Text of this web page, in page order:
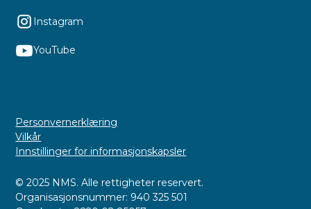
Instagram
YouTube
© 2025 NMS. Alle rettigheter reservert.
Organisasjonsnummer: 940 325 501
Personvernerklæring
Vilkår
Innstillinger for informasjonskapsler